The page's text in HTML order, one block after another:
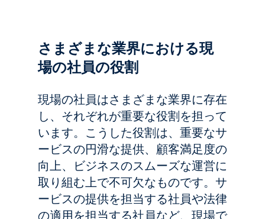
さまざまな業界における現
場の社員の役割
現場の社員はさまざまな業界に存在
し、それぞれが重要な役割を担って
います。こうした役割は、重要なサ
ービスの円滑な提供、顧客満足度の
向上、ビジネスのスムーズな運営に
取り組む上で不可欠なものです。サ
ービスの提供を担当する社員や法律
の適用を担当する社員など、現場で